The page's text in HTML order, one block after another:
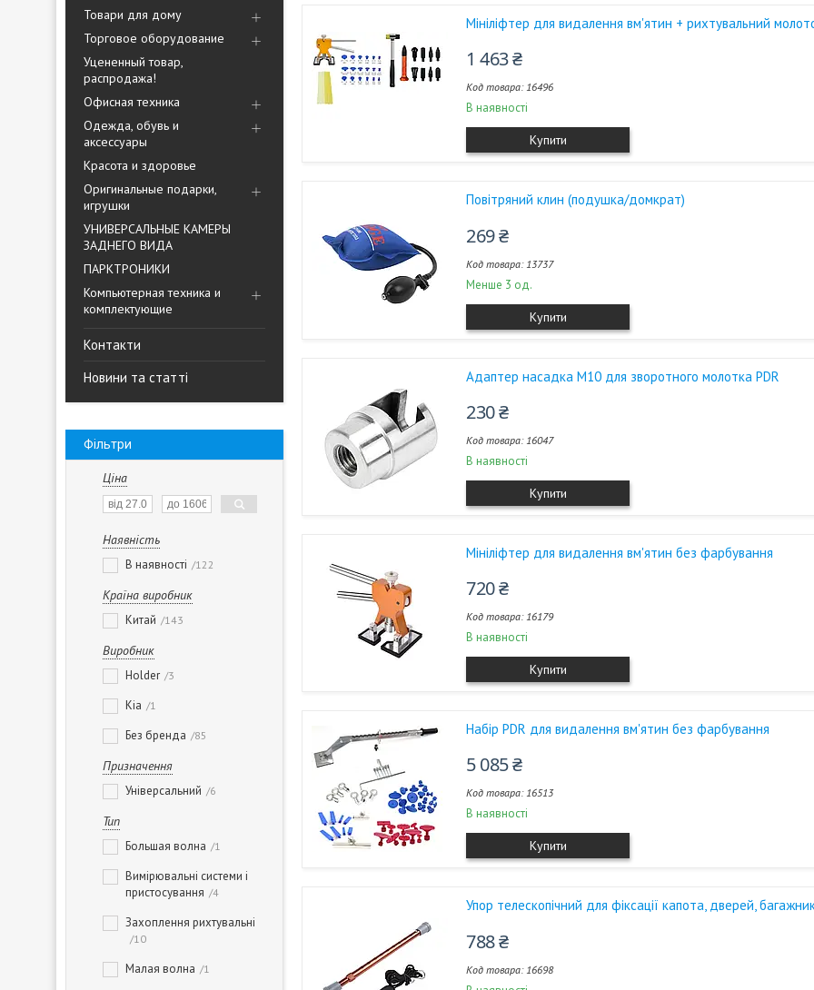
Товари для дому
Торговое оборудование
Уцененный товар,
распродажа!
Офисная техника
Одежда, обувь и
аксессуары
Красота и здоровье
Оригинальные подарки,
игрушки
УНИВЕРСАЛЬНЫЕ КАМЕРЫ
ЗАДНЕГО ВИДА
ПАРКТРОНИКИ
Компьютерная техника и
комплектующие
Контакти
Новини та статті
Фільтри
Ціна
Наявність
В наявності 122
Країна виробник
Китай 143
Виробник
Holder 3
Kia 1
Без бренда 85
Призначення
Універсальний 6
Тип
Большая волна 1
Вимірювальні системи і
пристосування
4
Захоплення рихтувальні
10
Малая волна 1
Мініліфтер для видалення вм'ятин + рихтувальний
1 463 ₴
16496
В наявності
Купити
Повітряний клин (подушка/домкрат)
269 ₴
13737
Менше 3 од.
Купити
Адаптер насадка М10 для зворотного молотка PDR
230 ₴
16047
В наявності
Купити
Мініліфтер для видалення вм'ятин без фарбування
720 ₴
16179
В наявності
Купити
Набір PDR для видалення вм'ятин без фарбування
5 085 ₴
16513
В наявності
Купити
Упор телескопічний для фіксації капота, дверей,
788 ₴
16698